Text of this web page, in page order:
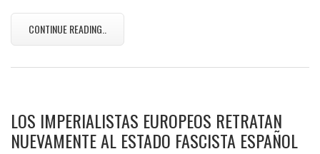
CONTINUE READING..
LOS IMPERIALISTAS EUROPEOS RETRATAN
NUEVAMENTE AL ESTADO FASCISTA ESPAÑOL